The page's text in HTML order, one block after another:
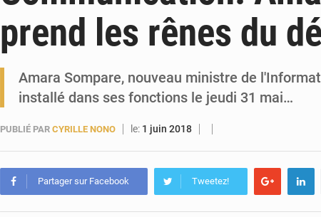
5 août 2026 Forces Vives en Guinée : la
prend les rênes du
Amara Sompare, nouveau ministre de
installé dans ses fonctions le jeudi 31 mai…
PUBLIÉ PAR CYRILLE NONO le: 1 juin 2018
Partager sur Facebook Tweetez!